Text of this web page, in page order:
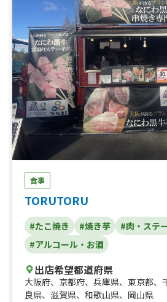
食事
TORUTORU
#たこ焼き #焼き芋 #肉・ステ
#アルコール・お酒
出店希望都道府県
大阪府、 京都府、 兵庫県、 東京都、
良県、 滋賀県、 和歌山県、 岡山県